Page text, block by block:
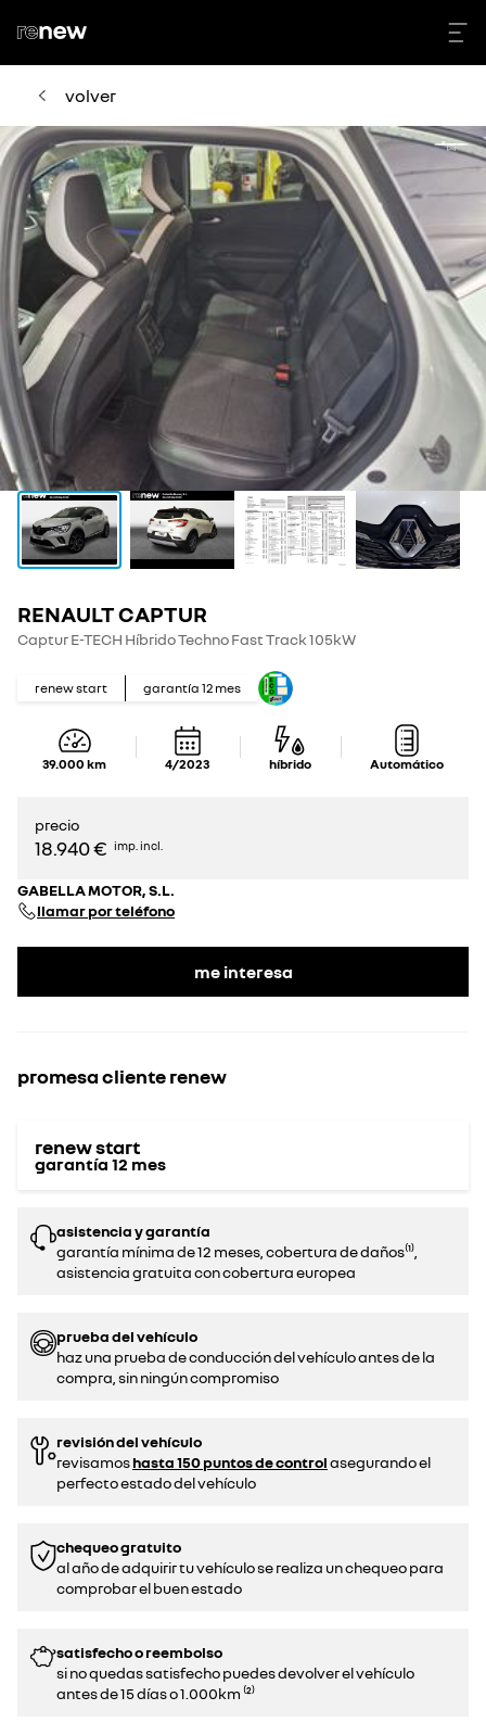
volver
RENAULT CAPTUR
Captur E-TECH Híbrido Techno Fast Track 105kW
renew start garantía 12 mes
39.000 km 4/2023 híbrido Automático
precio
18.940 € imp. incl.
GABELLA MOTOR, S.L.
llamar por teléfono
me interesa
promesa cliente renew
renew start
garantía 12 mes
asistencia y garantía
garantía mínima de 12 meses, cobertura de daños⁽¹⁾,
asistencia gratuita con cobertura europea
prueba del vehículo
haz una prueba de conducción del vehículo antes de la
compra, sin ningún compromiso‌
revisión del vehículo
revisamoshasta 150 puntos de controlasegurando el
perfecto estado del vehículo
chequeo gratuito
al año de adquirir tu vehículo se realiza un chequeo para
comprobar el buen estado​​
satisfecho o reembolso
si no quedas satisfecho puedes devolver el vehículo
antes de 15 días o 1.000km ⁽²⁾